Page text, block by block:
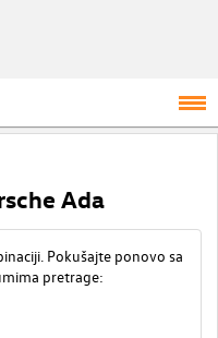
Ada
Pokušajte ponovo sa
pretrage: